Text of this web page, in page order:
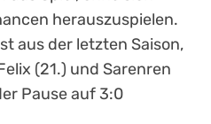
herauszuspielen.
aus der letzten Saison,
(21.) und Sarenren
Pause auf 3:0